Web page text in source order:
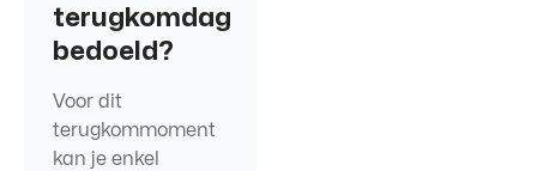
terugkomdag
bedoeld?
Voor dit
terugkommoment
kan je enkel